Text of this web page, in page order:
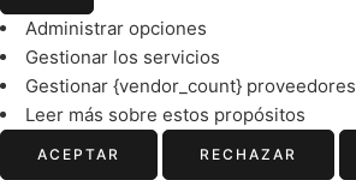
Administrar opciones
Gestionar los servicios
Gestionar {vendor_count} proveedores
Leer más sobre estos propósitos
ACEPTAR RECHAZAR